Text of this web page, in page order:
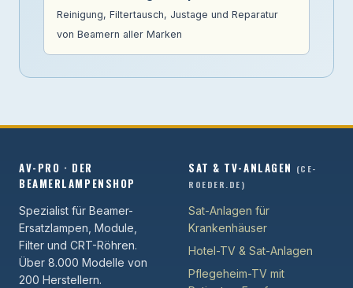
Reinigung, Filtertausch, Justage und Reparatur
von Beamern aller Marken
AV-PRO · DER
BEAMERLAMPENSHOP
Spezialist für Beamer-
Ersatzlampen, Module,
Filter und CRT-Röhren.
Über 8.000 Modelle von
200 Herstellern.
SAT & TV-ANLAGEN (CE-
ROEDER.DE)
Sat-Anlagen für
Krankenhäuser
Hotel-TV & Sat-Anlagen
Pflegeheim-TV mit